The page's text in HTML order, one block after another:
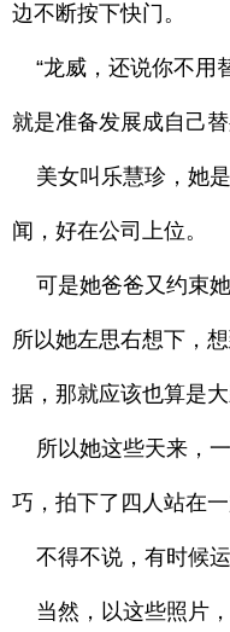
边不断按下快门。
“龙威，还说你不用
就是准备发展成自己
美女叫乐慧珍，她
闻，好在公司上位。
可是她爸爸又约束她
所以她左思右想下，
据，那就应该也算是大
所以她这些天来，
巧，拍下了四人站在一
不得不说，有时候运
当然，以这些照片